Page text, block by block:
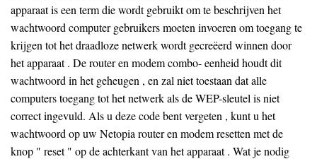
apparaat is een term die wordt gebruikt om te beschrijven het
wachtwoord computer gebruikers moeten invoeren om toegang te
krijgen tot het draadloze netwerk wordt gecreëerd winnen door
het apparaat . De router en modem combo- eenheid houdt dit
wachtwoord in het geheugen , en zal niet toestaan ​​dat alle
computers toegang tot het netwerk als de WEP-sleutel is niet
correct ingevuld. Als u deze code bent vergeten , kunt u het
wachtwoord op uw Netopia router en modem resetten met de
knop " reset " op de achterkant van het apparaat . Wat je nodig